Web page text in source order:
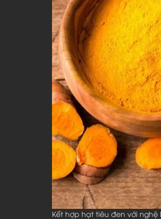
Kết hợp hạt tiêu đen với